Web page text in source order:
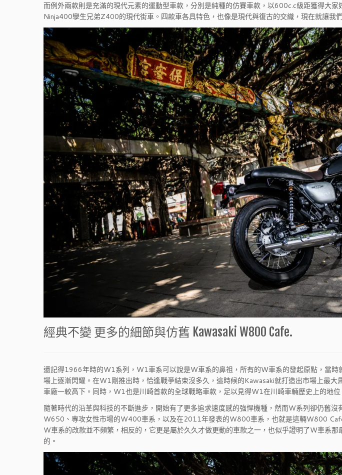
而例外兩款則是充滿的現代元素的運動型車款，分別是純種的仿賽車款，以600c.c級距獲得大
Ninja400孿生兄弟Z400的現代街車。四款車各具特色，也像是現代與復古的交織，現在就讓我
經典不變 更多的細節與仿舊 Kawasaki W800 Cafe.
還記得1966年時的W1系列，W1車系可以說是W車系的鼻祖，所有的W車系的發起原點，當
場上逐漸閃耀。在W1剛推出時，恰逢戰爭結束沒多久，這時候的Kawasaki就打造出市場上最
車廠一較高下。同時，W1也是川崎首款的全球戰略車款，足以見得W1在川崎車輛歷史上的地位
隨著時代的沿革與科技的不斷進步，開始有了更多追求速度感的強悍機種，然而W系列卻仍舊
W650、專攻女性市場的W400車系，以及在2011年發表的W800車系，也就是這輛W800
W車系的改款並不頻繁，相反的，它更是屬於久久才做更動的車款之一，也似乎證明了W車系
的。